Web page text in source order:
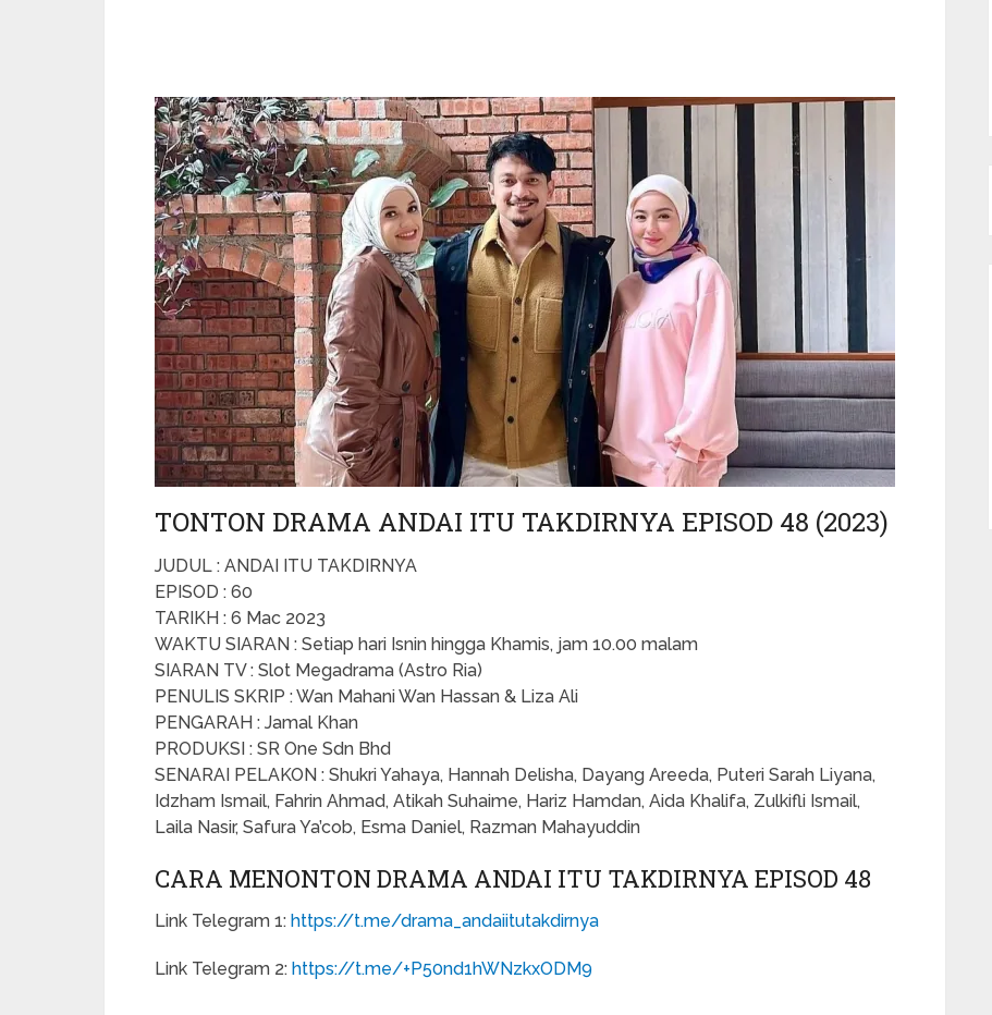
TONTON DRAMA ANDAI ITU TAKDIRNYA EPISOD 48 (2023)
JUDUL : ANDAI ITU TAKDIRNYA
EPISOD : 60
TARIKH : 6 Mac 2023
WAKTU SIARAN : Setiap hari Isnin hingga Khamis, jam 10.00 malam
SIARAN TV : Slot Megadrama (Astro Ria)
PENULIS SKRIP : Wan Mahani Wan Hassan & Liza Ali
PENGARAH : Jamal Khan
PRODUKSI : SR One Sdn Bhd
SENARAI PELAKON : Shukri Yahaya, Hannah Delisha, Dayang Areeda, Puteri Sarah Liyana,
Idzham Ismail, Fahrin Ahmad, Atikah Suhaime, Hariz Hamdan, Aida Khalifa, Zulkifli Ismail,
Laila Nasir, Safura Ya’cob, Esma Daniel, Razman Mahayuddin
CARA MENONTON DRAMA ANDAI ITU TAKDIRNYA EPISOD 48
Link Telegram 1: https://t.me/drama_andaiitutakdirnya
Link Telegram 2: https://t.me/+P50nd1hWNzkxODM9